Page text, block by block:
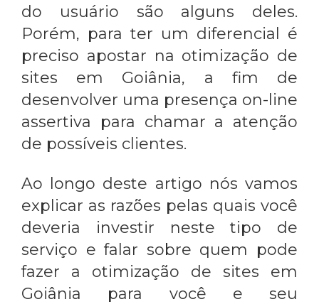
do usuário são alguns deles.
Porém, para ter um diferencial é
preciso apostar na otimização de
sites em Goiânia, a fim de
desenvolver uma presença on-line
assertiva para chamar a atenção
de possíveis clientes.
Ao longo deste artigo nós vamos
explicar as razões pelas quais você
deveria investir neste tipo de
serviço e falar sobre quem pode
fazer a otimização de sites em
Goiânia para você e seu